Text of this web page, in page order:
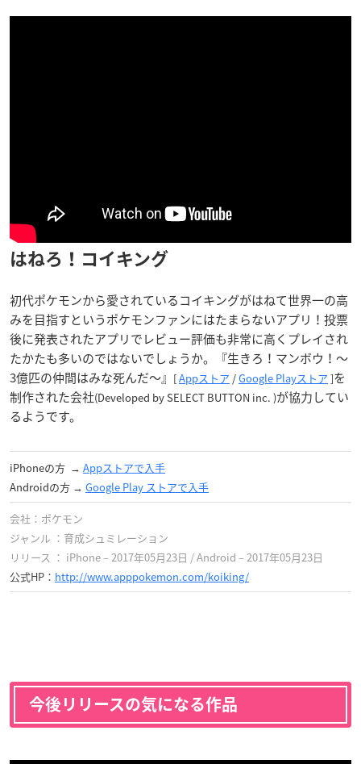
はねろ！コイキング
初代ポケモンから愛されているコイキングがはねて世界一の高
みを目指すというポケモンファンにはたまらないアプリ！投票
後に発表されたアプリでレビュー評価も非常に高くプレイされ
たかたも多いのではないでしょうか。『生きろ！マンボウ！〜
3億匹の仲間はみな死んだ〜』 [Appストア /Google Playストア ]を
制作された会社(Developed by SELECT BUTTON inc. )が協力してい
るようです。
iPhoneの方 → Appストアで入手
Androidの方 → Google Play ストア‎で入手
会社：ポケモン
ジャンル ：育成シュミレーション
リリース ： iPhone – 2017年05月23日 / Android – 2017年05月23日
公式HP： http://www.apppokemon.com/koiking/
今後リリースの気になる作品